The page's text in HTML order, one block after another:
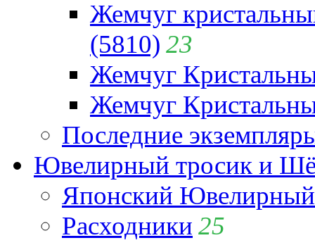
Жемчуг
(5810) 23
Жемчуг
Жемчуг
Последние
Ювелирный тросик и
Японский
Расходники 25